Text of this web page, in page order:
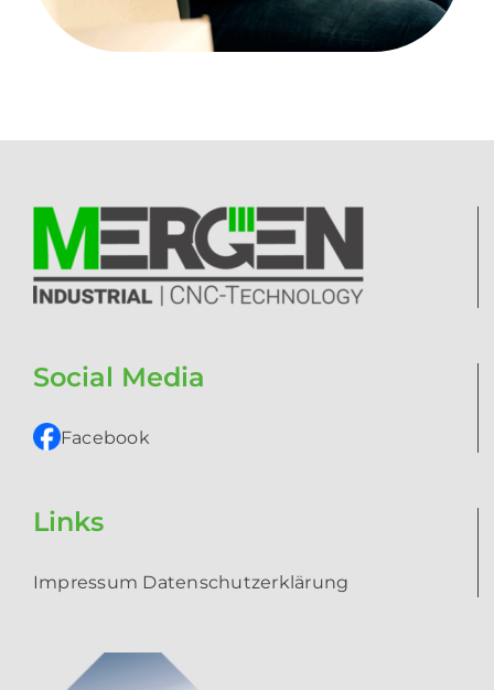
Social Media
Facebook
Links
­Impressum Datenschutzerklärung